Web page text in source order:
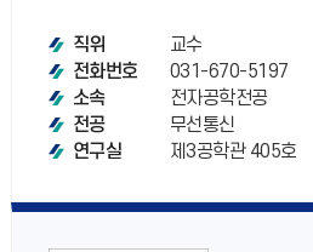
직위
교수
전화번호
031-670-5197
소속
전자공학전공
전공
무선통신
연구실
제3공학관 405호